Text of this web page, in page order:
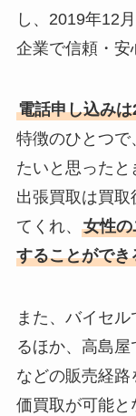
し、2019年12
企業で信頼・安
電話申し込み
特徴のひとつで
たいと思ったと
出張買取は買取
てくれ、 女性
することができ
また、バイセ
るほか、高島
などの販売経
価買取が可能と